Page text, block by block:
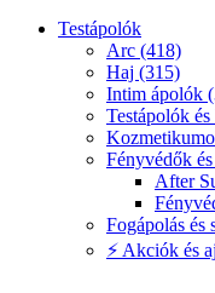
Testápolók
Arc (418)
Haj (315)
Intim ápolók
Testápolók
Fényvédők
After
Fogápolás és
⚡ Akciók és